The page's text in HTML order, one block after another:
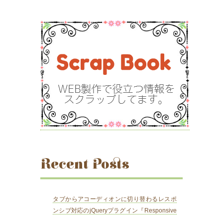
Recent Posts
タブからアコーディオンに切り替わるレスポ
ンシブ対応のjQueryプラグイン『Responsive